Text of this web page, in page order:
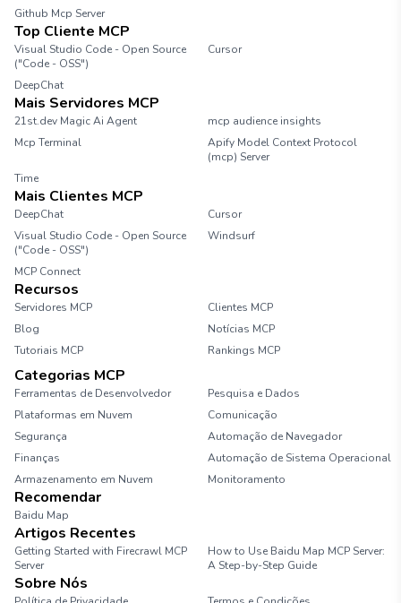
Github Mcp Server
Top Cliente MCP
Visual Studio Code - Open Source
("Code - OSS")
Cursor
DeepChat
Mais Servidores MCP
21st.dev Magic Ai Agent
mcp audience insights
Mcp Terminal
Apify Model Context Protocol
(mcp) Server
Time
Mais Clientes MCP
DeepChat
Cursor
Visual Studio Code - Open Source
("Code - OSS")
Windsurf
MCP Connect
Recursos
Servidores MCP
Clientes MCP
Blog
Notícias MCP
Tutoriais MCP
Rankings MCP
Categorias MCP
Ferramentas de Desenvolvedor
Pesquisa e Dados
Plataformas em Nuvem
Comunicação
Segurança
Automação de Navegador
Finanças
Automação de Sistema Operacional
Armazenamento em Nuvem
Monitoramento
Recomendar
Baidu Map
Artigos Recentes
Getting Started with Firecrawl MCP
Server
How to Use Baidu Map MCP Server:
A Step-by-Step Guide
Sobre Nós